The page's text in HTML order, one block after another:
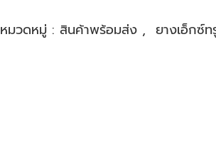
หมวดหมู่ : สินค้าพร้อมส่ง , ยางเอ็กซ์